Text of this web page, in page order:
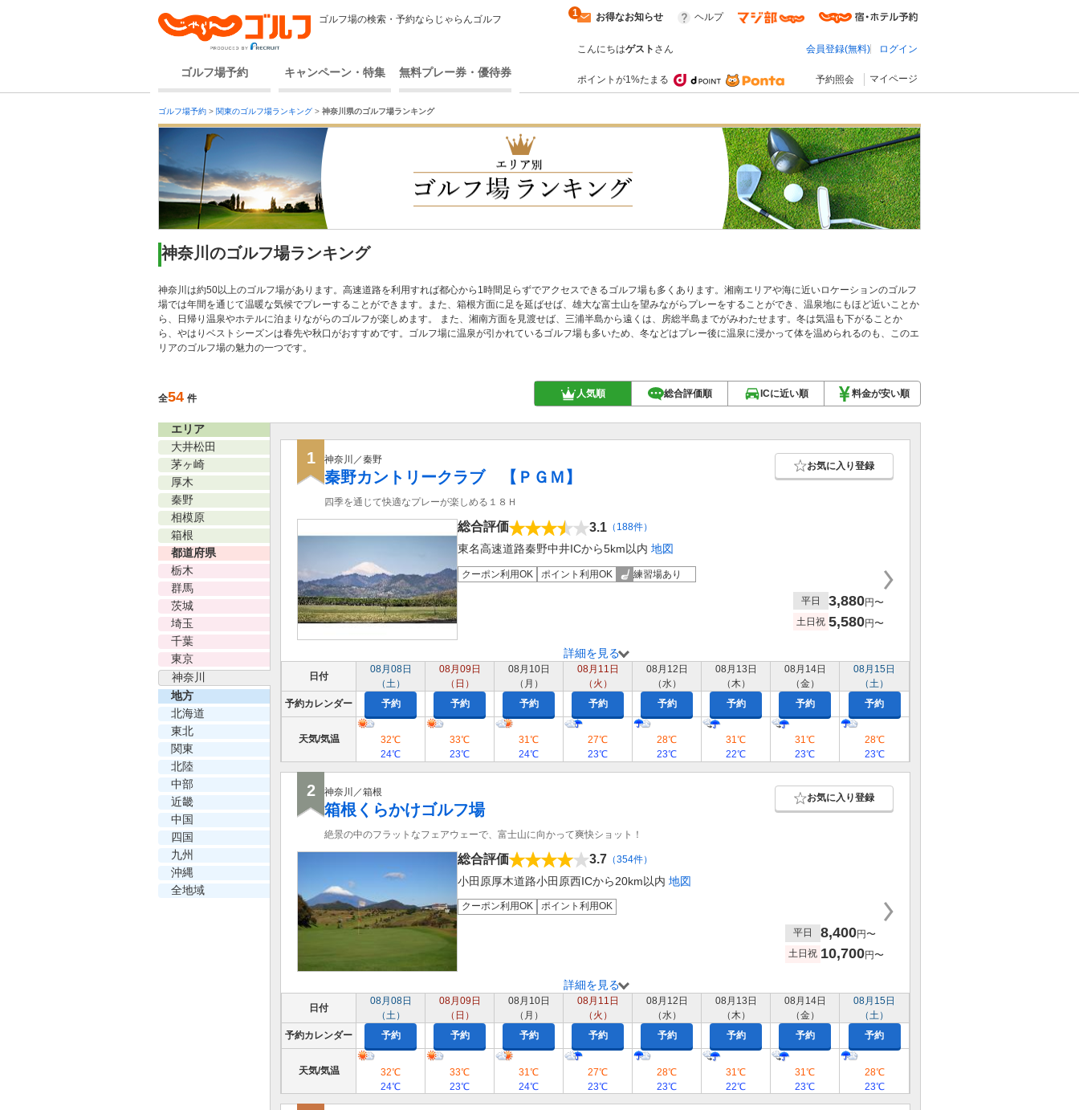
ゴルフ場の検索・予約ならじゃらんゴルフ
ゴルフ場予約 キャンペーン・特集 無料プレー券・優待券
お得なお知らせ
1 ヘルプ
こんにちはゲスト さん 会員登録(無料) ログイン
ポイントが1%たまる 予約照会 マイページ
ゴルフ場予約 > 関東のゴルフ場ランキング > 神奈川県のゴルフ場ランキング
神奈川のゴルフ場ランキング
神奈川は約50以上のゴルフ場があります。高速道路を利用すれば都心から1時間足らずでアクセスできるゴルフ場も多くあります。湘南エリアや海に近いロケーションのゴルフ
場では年間を通じて温暖な気候でプレーすることができます。また、箱根方面に足を延ばせば、雄大な富士山を望みながらプレーをすることができ、温泉地にもほど近いことか
ら、日帰り温泉やホテルに泊まりながらのゴルフが楽しめます。 また、湘南方面を見渡せば、三浦半島から遠くは、房総半島までがみわたせます。冬は気温も下がることか
ら、やはりベストシーズンは春先や秋口がおすすめです。ゴルフ場に温泉が引かれているゴルフ場も多いため、冬などはプレー後に温泉に浸かって体を温められるのも、このエ
リアのゴルフ場の魅力の一つです。
全54 件 人気順 総合評価順 ICに近い順 料金が安い順
エリア
大井松田
茅ヶ崎
厚木
秦野
相模原
箱根
都道府県
栃木
群馬
茨城
埼玉
千葉
東京
神奈川
地方
北海道
東北
関東
北陸
中部
近畿
中国
四国
九州
沖縄
全地域
1 神奈川／秦野
秦野カントリークラブ 【ＰＧＭ】
四季を通じて快適なプレーが楽しめる１８Ｈ
お気に入り登録
総合評価 3.1 （188件）
東名高速道路秦野中井ICから5km以内 地図
クーポン利用OK ポイント利用OK 練習場あり
平日 3,880円〜
土日祝 5,580円〜
詳細を見る
日付
08月08日
（土）
08月09日
（日）
08月10日
（月）
08月11日
（火）
08月12日
（水）
08月13日
（木）
08月14日
（金）
08月15日
（土）
予約カレンダー
予約 予約 予約 予約 予約 予約 予約 予約
天気/気温
32℃
24℃
33℃
23℃
31℃
24℃
27℃
23℃
28℃
23℃
31℃
22℃
31℃
23℃
28℃
23℃
2 神奈川／箱根
箱根くらかけゴルフ場
絶景の中のフラットなフェアウェーで、富士山に向かって爽快ショット！
お気に入り登録
総合評価 3.7 （354件）
小田原厚木道路小田原西ICから20km以内 地図
クーポン利用OK ポイント利用OK
平日 8,400円〜
土日祝 10,700円〜
詳細を見る
日付
08月08日
（土）
08月09日
（日）
08月10日
（月）
08月11日
（火）
08月12日
（水）
08月13日
（木）
08月14日
（金）
08月15日
（土）
予約カレンダー
予約 予約 予約 予約 予約 予約 予約 予約
天気/気温
32℃
24℃
33℃
23℃
31℃
24℃
27℃
23℃
28℃
23℃
31℃
22℃
31℃
23℃
28℃
23℃